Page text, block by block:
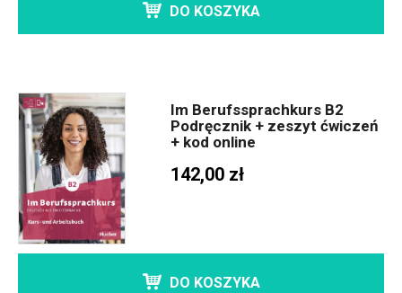
DO KOSZYKA
Im Berufssprachkurs B2
Podręcznik + zeszyt ćwiczeń
+ kod online
142,00 zł
DO KOSZYKA